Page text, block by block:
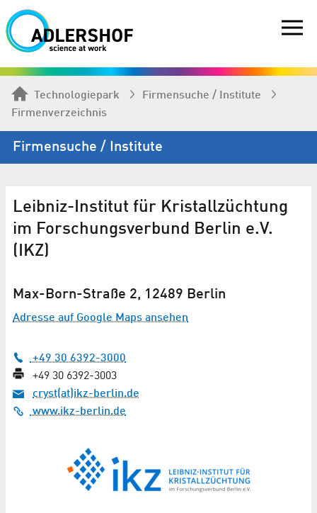
Technologiepark
Firmen­suche / Institute
Firmenverzeichnis
Firmen­suche / Institute
Leibniz-Institut für Kristallzüchtung
im Forschungsverbund Berlin e.V.
(IKZ)
Max-Born-Straße 2, 12489 Berlin
Adresse auf Google Maps ansehen
+49 30 6392-3000
+49 30 6392-3003
cryst(at)ikz-berlin.de
www.ikz-berlin.de